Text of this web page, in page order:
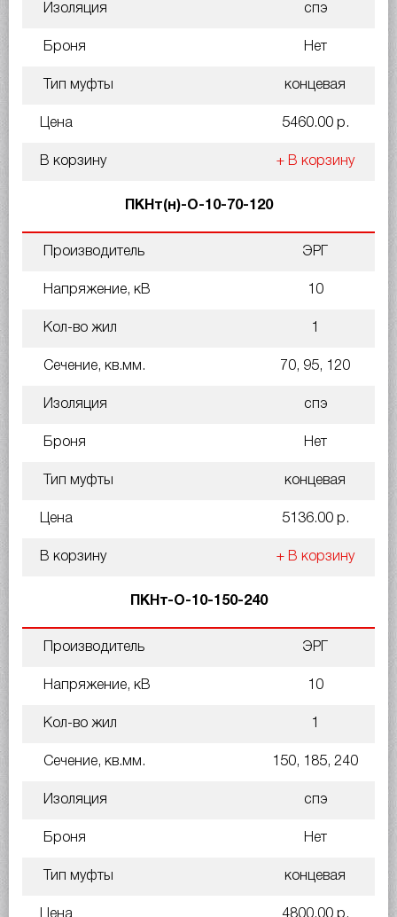
Изоляция спэ
Броня Нет
Тип муфты концевая
Цена 5460.00 р.
В корзину + В корзину
ПКНт(н)-О-10-70-120
Производитель ЭРГ
Напряжение, кВ 10
Кол-во жил 1
Сечение, кв.мм. 70, 95, 120
Изоляция спэ
Броня Нет
Тип муфты концевая
Цена 5136.00 р.
В корзину + В корзину
ПКНт-О-10-150-240
Производитель ЭРГ
Напряжение, кВ 10
Кол-во жил 1
Сечение, кв.мм. 150, 185, 240
Изоляция спэ
Броня Нет
Тип муфты концевая
Цена 4800.00 р.